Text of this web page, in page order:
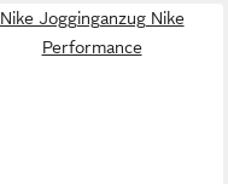
Nike Jogginganzug Nike
Performance